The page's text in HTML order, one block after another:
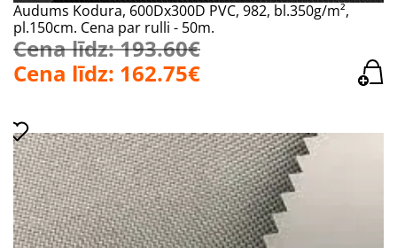
Audums Kodura, 600Dx300D PVC, 982, bl.350g/m²,
pl.150cm. Cena par rulli - 50m.
Cena līdz: 193.60€
Cena līdz: 162.75€